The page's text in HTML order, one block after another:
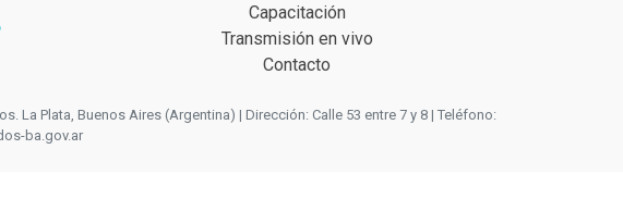
Capacitación
Transmisión en vivo
Contacto
Plata, Buenos Aires (Argentina) | Dirección: Calle 53 entre 7 y 8 | Teléfono:
ba.gov.ar